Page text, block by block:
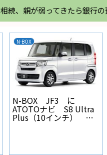
相続、親が弱ってきたら銀行
N-BOX
N-BOX JF3 に
ATOTOナビ S8 Ultra
Plus（10インチ） を
取り付けた